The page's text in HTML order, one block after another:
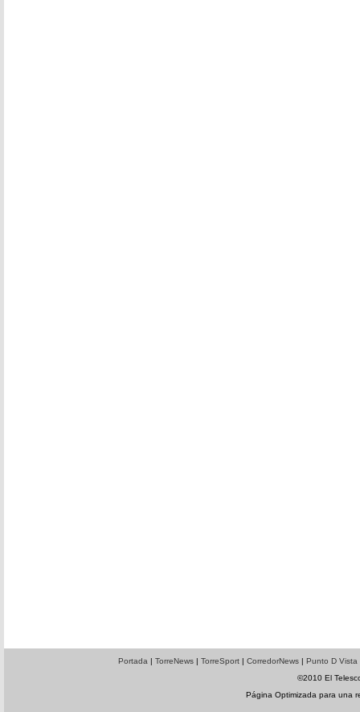
Portada | TorreNews| TorreSport| CorredorNews| Punto D Vista
©2010 El
Página Optimizada para una